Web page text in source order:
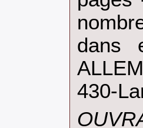
dans
430-